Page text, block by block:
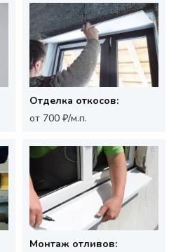
Отделка откосов:
от 700 ₽/м.п.
Монтаж отливов: